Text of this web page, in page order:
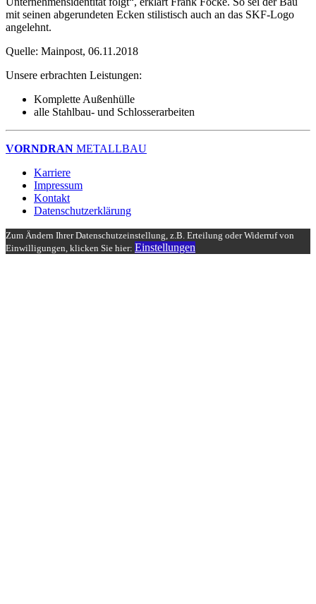
mit seinen abgerundeten Ecken stilistisch auch an das SKF-Logo
angelehnt.
Quelle: Mainpost, 06.11.2018
Unsere erbrachten Leistungen:
Komplette Außenhülle
alle Stahlbau- und Schlosserarbeiten
VORNDRAN METALLBAU
Karriere
Impressum
Kontakt
Datenschutzerklärung
Zum Ändern Ihrer Datenschutzeinstellung, z.B. Erteilung oder Widerruf von
Einwilligungen, klicken Sie hier: Einstellungen